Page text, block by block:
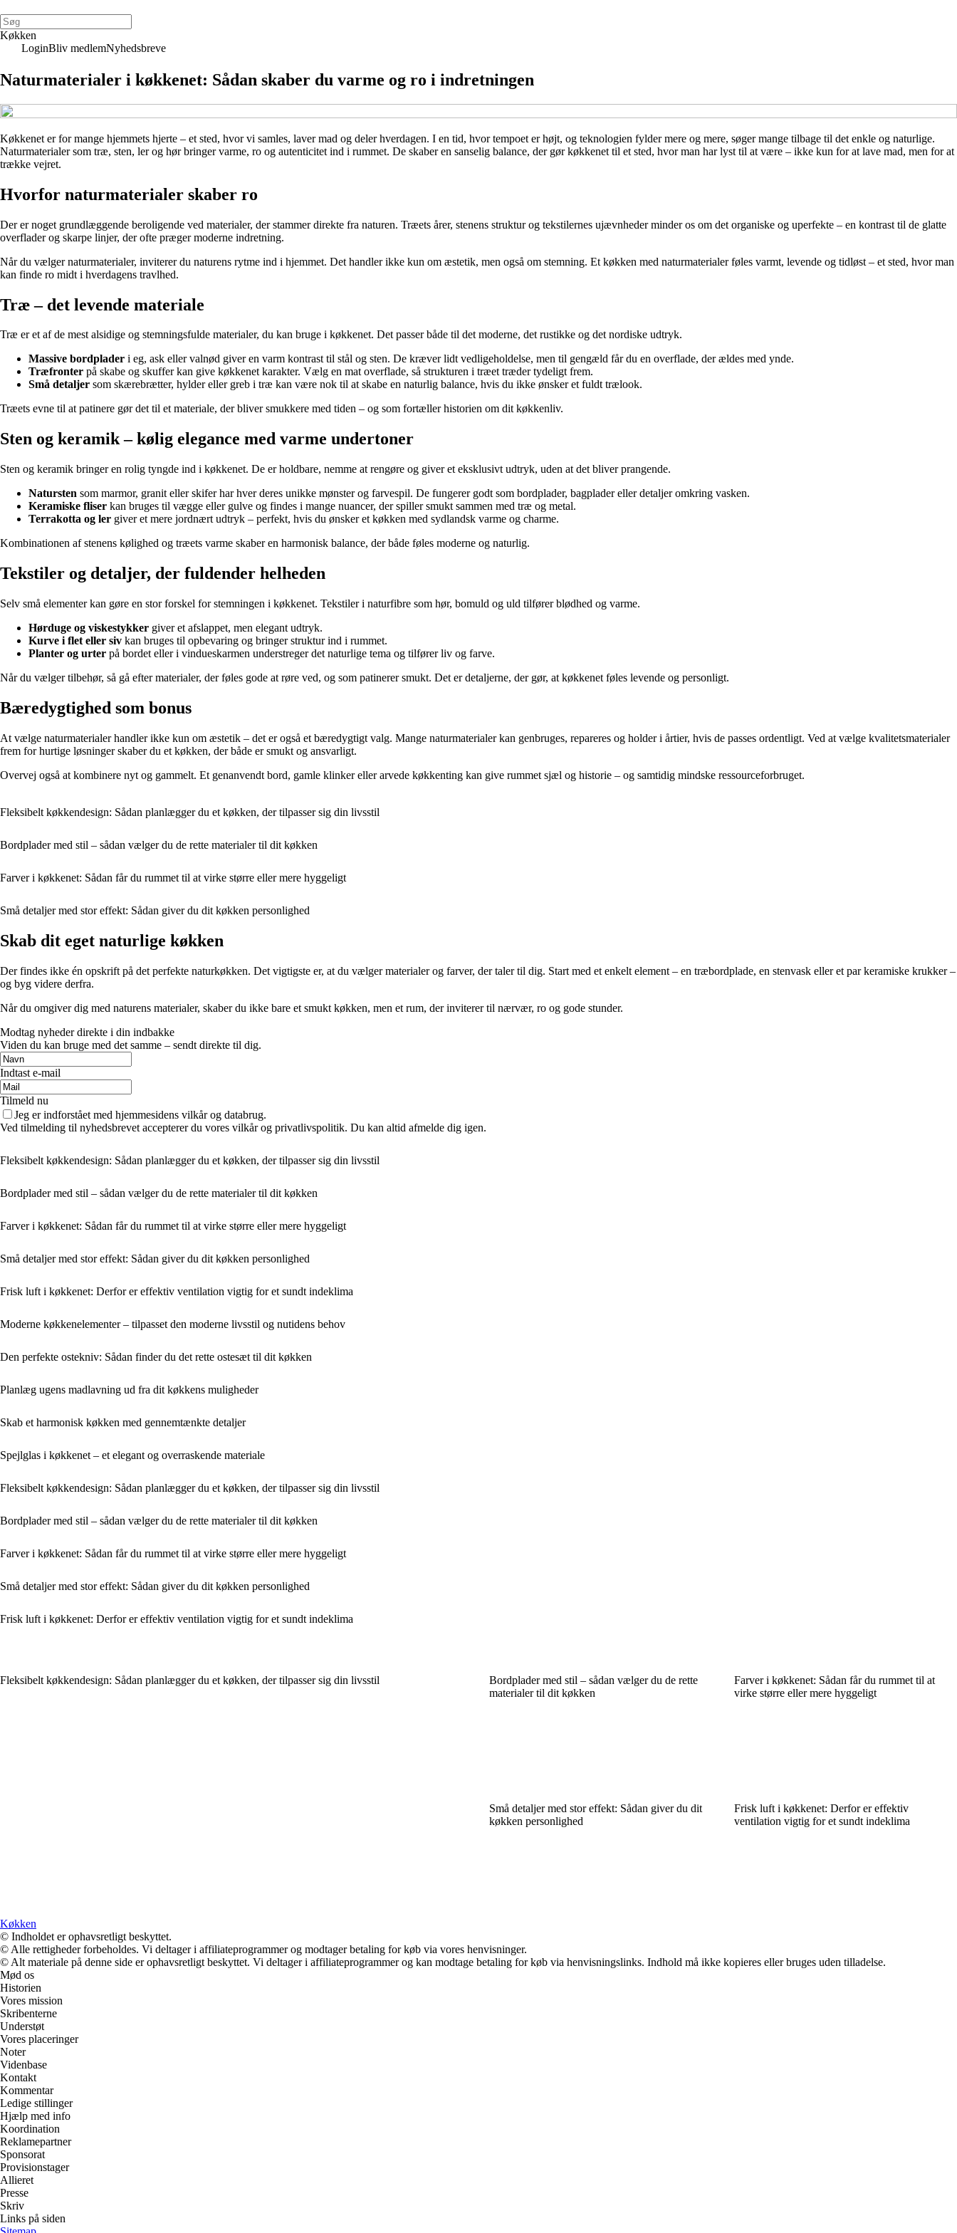
Køkken
LoginBliv medlemNyhedsbreve
Naturmaterialer i køkkenet: Sådan skaber du varme og ro i indretningen
Køkkenet er for mange hjemmets hjerte – et sted, hvor vi samles, laver mad og deler hverdagen. I en tid, hvor tempoet er højt, og teknologien fylder mere og mere, søger mange tilbage til det enkle og naturlige.
Naturmaterialer som træ, sten, ler og hør bringer varme, ro og autenticitet ind i rummet. De skaber en sanselig balance, der gør køkkenet til et sted, hvor man har lyst til at være – ikke kun for at lave mad, men for at
trække vejret.
Hvorfor naturmaterialer skaber ro
Der er noget grundlæggende beroligende ved materialer, der stammer direkte fra naturen. Træets årer, stenens struktur og tekstilernes ujævnheder minder os om det organiske og uperfekte – en kontrast til de glatte
overflader og skarpe linjer, der ofte præger moderne indretning.
Når du vælger naturmaterialer, inviterer du naturens rytme ind i hjemmet. Det handler ikke kun om æstetik, men også om stemning. Et køkken med naturmaterialer føles varmt, levende og tidløst – et sted, hvor man
kan finde ro midt i hverdagens travlhed.
Træ – det levende materiale
Træ er et af de mest alsidige og stemningsfulde materialer, du kan bruge i køkkenet. Det passer både til det moderne, det rustikke og det nordiske udtryk.
Massive bordplader i eg, ask eller valnød giver en varm kontrast til stål og sten. De kræver lidt vedligeholdelse, men til gengæld får du en overflade, der ældes med ynde.
Træfronter på skabe og skuffer kan give køkkenet karakter. Vælg en mat overflade, så strukturen i træet træder tydeligt frem.
Små detaljer som skærebrætter, hylder eller greb i træ kan være nok til at skabe en naturlig balance, hvis du ikke ønsker et fuldt trælook.
Træets evne til at patinere gør det til et materiale, der bliver smukkere med tiden – og som fortæller historien om dit køkkenliv.
Sten og keramik – kølig elegance med varme undertoner
Sten og keramik bringer en rolig tyngde ind i køkkenet. De er holdbare, nemme at rengøre og giver et eksklusivt udtryk, uden at det bliver prangende.
Natursten som marmor, granit eller skifer har hver deres unikke mønster og farvespil. De fungerer godt som bordplader, bagplader eller detaljer omkring vasken.
Keramiske fliser kan bruges til vægge eller gulve og findes i mange nuancer, der spiller smukt sammen med træ og metal.
Terrakotta og ler giver et mere jordnært udtryk – perfekt, hvis du ønsker et køkken med sydlandsk varme og charme.
Kombinationen af stenens kølighed og træets varme skaber en harmonisk balance, der både føles moderne og naturlig.
Tekstiler og detaljer, der fuldender helheden
Selv små elementer kan gøre en stor forskel for stemningen i køkkenet. Tekstiler i naturfibre som hør, bomuld og uld tilfører blødhed og varme.
Hørduge og viskestykker giver et afslappet, men elegant udtryk.
Kurve i flet eller siv kan bruges til opbevaring og bringer struktur ind i rummet.
Planter og urter på bordet eller i vindueskarmen understreger det naturlige tema og tilfører liv og farve.
Når du vælger tilbehør, så gå efter materialer, der føles gode at røre ved, og som patinerer smukt. Det er detaljerne, der gør, at køkkenet føles levende og personligt.
Bæredygtighed som bonus
At vælge naturmaterialer handler ikke kun om æstetik – det er også et bæredygtigt valg. Mange naturmaterialer kan genbruges, repareres og holder i årtier, hvis de passes ordentligt. Ved at vælge kvalitetsmaterialer
frem for hurtige løsninger skaber du et køkken, der både er smukt og ansvarligt.
Overvej også at kombinere nyt og gammelt. Et genanvendt bord, gamle klinker eller arvede køkkenting kan give rummet sjæl og historie – og samtidig mindske ressourceforbruget.
Fleksibelt køkkendesign: Sådan planlægger du et køkken, der tilpasser sig din livsstil
Bordplader med stil – sådan vælger du de rette materialer til dit køkken
Farver i køkkenet: Sådan får du rummet til at virke større eller mere hyggeligt
Små detaljer med stor effekt: Sådan giver du dit køkken personlighed
Skab dit eget naturlige køkken
Der findes ikke én opskrift på det perfekte naturkøkken. Det vigtigste er, at du vælger materialer og farver, der taler til dig. Start med et enkelt element – en træbordplade, en stenvask eller et par keramiske krukker –
og byg videre derfra.
Når du omgiver dig med naturens materialer, skaber du ikke bare et smukt køkken, men et rum, der inviterer til nærvær, ro og gode stunder.
Modtag nyheder direkte i din indbakke
Viden du kan bruge med det samme – sendt direkte til dig.
Indtast e-mail
Tilmeld nu
Jeg er indforstået med hjemmesidens vilkår og databrug.
Ved tilmelding til nyhedsbrevet accepterer du vores vilkår og privatlivspolitik. Du kan altid afmelde dig igen.
Fleksibelt køkkendesign: Sådan planlægger du et køkken, der tilpasser sig din livsstil
Bordplader med stil – sådan vælger du de rette materialer til dit køkken
Farver i køkkenet: Sådan får du rummet til at virke større eller mere hyggeligt
Små detaljer med stor effekt: Sådan giver du dit køkken personlighed
Frisk luft i køkkenet: Derfor er effektiv ventilation vigtig for et sundt indeklima
Moderne køkkenelementer – tilpasset den moderne livsstil og nutidens behov
Den perfekte ostekniv: Sådan finder du det rette ostesæt til dit køkken
Planlæg ugens madlavning ud fra dit køkkens muligheder
Skab et harmonisk køkken med gennemtænkte detaljer
Spejlglas i køkkenet – et elegant og overraskende materiale
Fleksibelt køkkendesign: Sådan planlægger du et køkken, der tilpasser sig din livsstil
Bordplader med stil – sådan vælger du de rette materialer til dit køkken
Farver i køkkenet: Sådan får du rummet til at virke større eller mere hyggeligt
Små detaljer med stor effekt: Sådan giver du dit køkken personlighed
Frisk luft i køkkenet: Derfor er effektiv ventilation vigtig for et sundt indeklima
Fleksibelt køkkendesign: Sådan planlægger du et køkken, der tilpasser sig din livsstil
Bordplader med stil – sådan vælger du de rette
materialer til dit køkken
Farver i køkkenet: Sådan får du rummet til at
virke større eller mere hyggeligt
Små detaljer med stor effekt: Sådan giver du dit
køkken personlighed
Frisk luft i køkkenet: Derfor er effektiv
ventilation vigtig for et sundt indeklima
Køkken
© Indholdet er ophavsretligt beskyttet.
© Alle rettigheder forbeholdes. Vi deltager i affiliateprogrammer og modtager betaling for køb via vores henvisninger.
© Alt materiale på denne side er ophavsretligt beskyttet. Vi deltager i affiliateprogrammer og kan modtage betaling for køb via henvisningslinks. Indhold må ikke kopieres eller bruges uden tilladelse.
Mød os
Historien
Vores mission
Skribenterne
Understøt
Vores placeringer
Noter
Videnbase
Kontakt
Kommentar
Ledige stillinger
Hjælp med info
Koordination
Reklamepartner
Sponsorat
Provisionstager
Allieret
Presse
Skriv
Links på siden